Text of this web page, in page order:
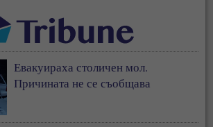
Евакуираха столичен мол.
Причината не се съобщава